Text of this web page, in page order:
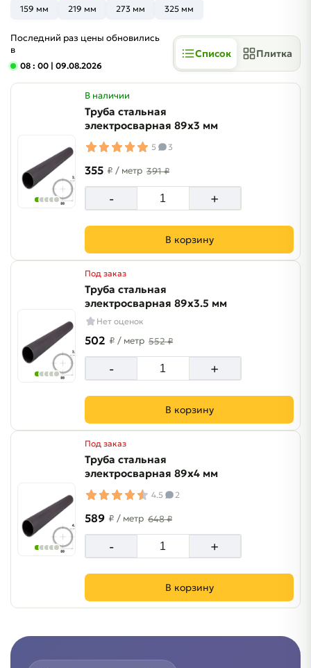
159 мм 219 мм 273 мм 325 мм
Последний раз цены обновились
в
08 : 00 | 09.08.2026
Список Плитка
В наличии
Труба стальная
электросварная 89х3 мм
5 3
355 ₽ / метр 391 ₽
- +
В корзину
Под заказ
Труба стальная
электросварная 89х3.5 мм
Нет оценок
502 ₽ / метр 552 ₽
- +
В корзину
Под заказ
Труба стальная
электросварная 89х4 мм
4.5 2
589 ₽ / метр 648 ₽
- +
В корзину